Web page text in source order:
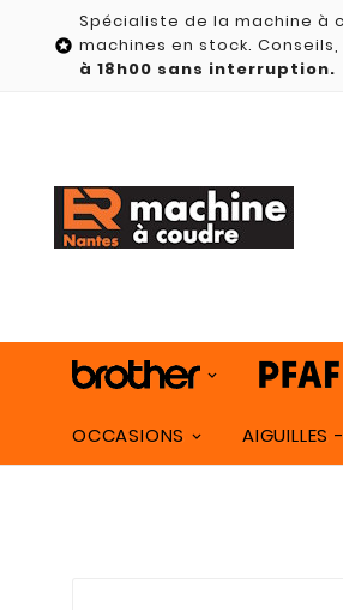

Spécialiste de la machine à
machines en stock.
à 18h00 sans interruption.
OCCASIONS AIGUILLES